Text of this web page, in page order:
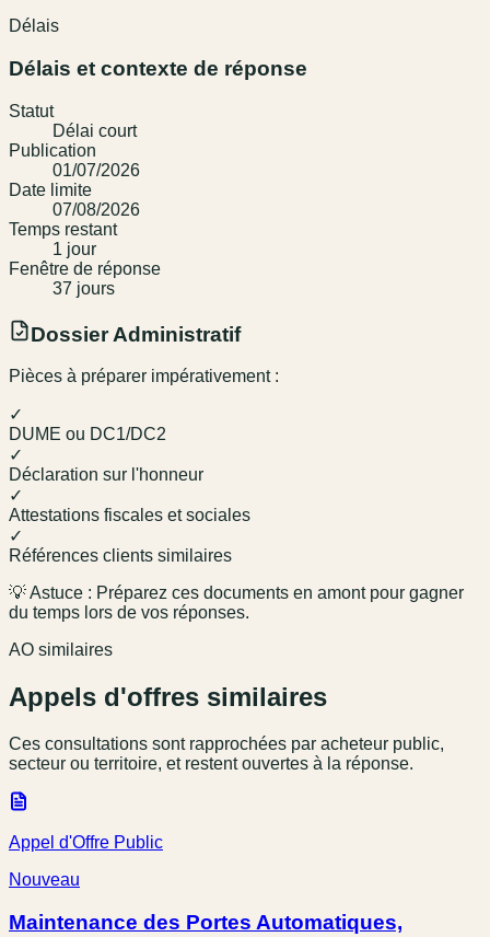
Délais
Délais et contexte de réponse
Statut
Délai court
Publication
01/07/2026
Date limite
07/08/2026
Temps restant
1 jour
Fenêtre de réponse
37 jours
Dossier Administratif
Pièces à préparer impérativement :
✓
DUME ou DC1/DC2
✓
Déclaration sur l'honneur
✓
Attestations fiscales et sociales
✓
Références clients similaires
💡 Astuce : Préparez ces documents en amont pour gagner
du temps lors de vos réponses.
AO similaires
Appels d'offres similaires
Ces consultations sont rapprochées par acheteur public,
secteur ou territoire, et restent ouvertes à la réponse.
Appel d'Offre Public
Nouveau
Maintenance des Portes Automatiques,